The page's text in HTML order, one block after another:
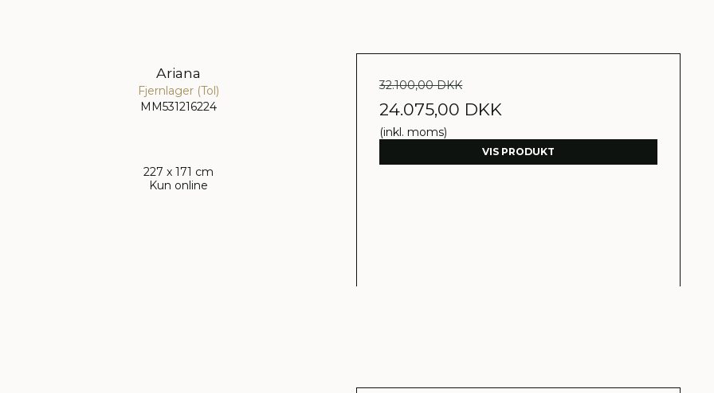
Ariana
Fjernlager (Tol)
MM531216224
227 x 171 cm
Kun online
32.100,00 DKK
24.075,00 DKK
(inkl. moms)
VIS PRODUKT